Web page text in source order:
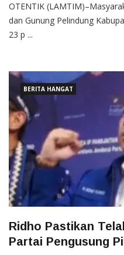
OTENTIK
dan Gunung Pelindung
23 p ...
BERITA HANGAT
Ridho Pastikan
Partai Pengusung